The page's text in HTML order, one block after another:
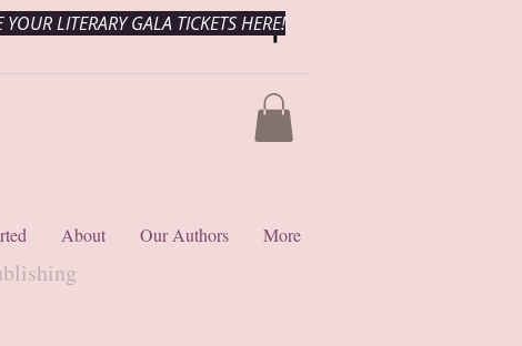
YOUR LITERARY GALA TICKETS HERE!
About Our Authors More